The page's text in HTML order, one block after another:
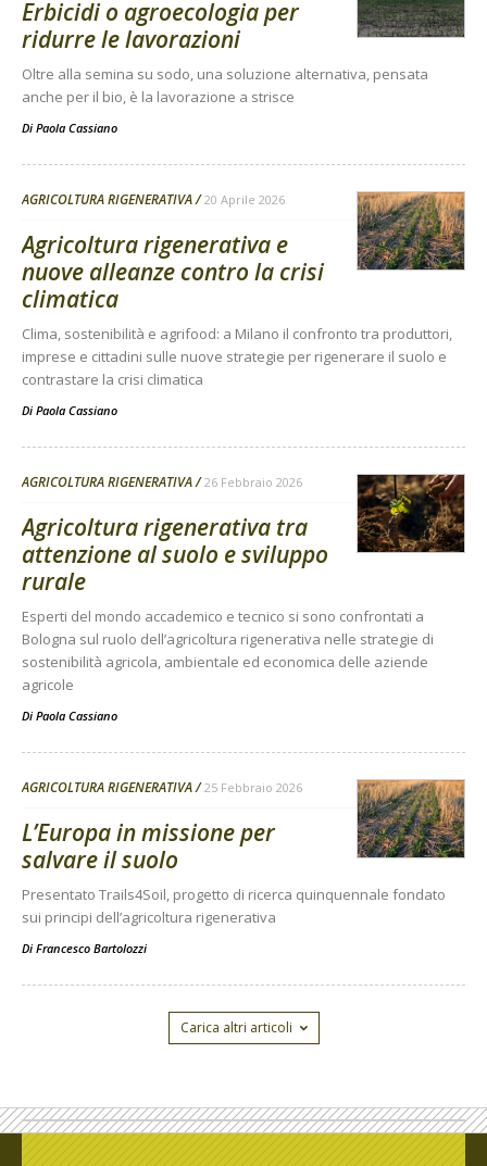
Erbicidi o agroecologia per
ridurre le lavorazioni
Oltre alla semina su sodo, una soluzione alternativa, pensata
anche per il bio, è la lavorazione a strisce
Di Paola Cassiano
AGRICOLTURA RIGENERATIVA 20 Aprile 2026
Agricoltura rigenerativa e
nuove alleanze contro la crisi
climatica
Clima, sostenibilità e agrifood: a Milano il confronto tra produttori,
imprese e cittadini sulle nuove strategie per rigenerare il suolo e
contrastare la crisi climatica
Di Paola Cassiano
AGRICOLTURA RIGENERATIVA 26 Febbraio 2026
Agricoltura rigenerativa tra
attenzione al suolo e sviluppo
rurale
Esperti del mondo accademico e tecnico si sono confrontati a
Bologna sul ruolo dell’agricoltura rigenerativa nelle strategie di
sostenibilità agricola, ambientale ed economica delle aziende
agricole
Di Paola Cassiano
AGRICOLTURA RIGENERATIVA 25 Febbraio 2026
L’Europa in missione per
salvare il suolo
Presentato Trails4Soil, progetto di ricerca quinquennale fondato
sui principi dell’agricoltura rigenerativa
Di Francesco Bartolozzi
Carica altri articoli